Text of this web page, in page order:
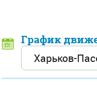
График